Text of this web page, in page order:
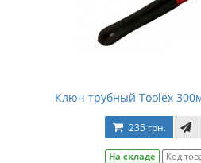
Ключ трубный Toolex
235 грн.
На складе Код